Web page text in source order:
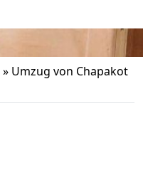
» Umzug von Chapakot